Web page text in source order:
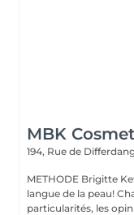
MBK
194, Rue de
METHODE Brigitte
langue de la peau!
particularités, les